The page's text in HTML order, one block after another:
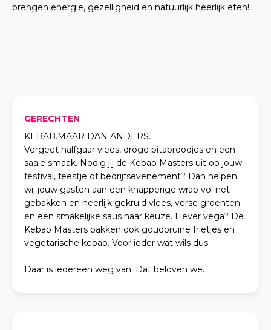
brengen energie, gezelligheid en natuurlijk heerlijk eten!
GERECHTEN
KEBAB.MAAR DAN ANDERS.
Vergeet halfgaar vlees, droge pitabroodjes en een
saaie smaak. Nodig jij de Kebab Masters uit op jouw
festival, feestje of bedrijfsevenement? Dan helpen
wij jouw gasten aan een knapperige wrap vol net
gebakken en heerlijk gekruid vlees, verse groenten
én een smakelijke saus naar keuze. Liever vega? De
Kebab Masters bakken ook goudbruine frietjes en
vegetarische kebab. Voor ieder wat wils dus.
Daar is iedereen weg van. Dat beloven we.